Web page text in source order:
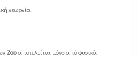
γεωργία.
Zaoαποτελείται μόνο από φυσικά